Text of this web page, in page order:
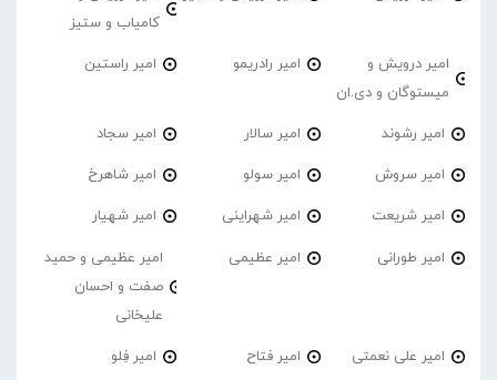
کامیاب و ستیز
امیر درویش و
میستوگان و دی.ان
امیر رادریمو امیر راستین
امیر رشوند امیر سالار امیر سجاد
امیر سروش امیر سولو امیر شاهرخ
امیر شریعت امیر شهراینی امیر شهیار
امیر طورانی امیر عظیمی
امیر عظیمی و حمید
صفت و احسان
علیخانی
امیر علی نعمتی امیر فتاح امیر فِلو